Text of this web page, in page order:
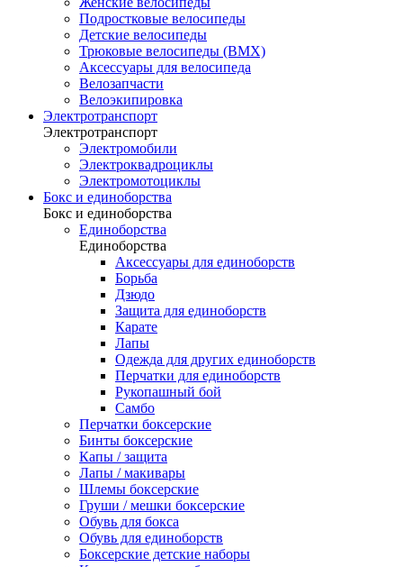
Подростковые велосипеды
Детские велосипеды
Трюковые велосипеды (BMX)
Аксессуары для велосипеда
Велозапчасти
Велоэкипировка
Электротранспорт
Электротранспорт
Электромобили
Электроквадроциклы
Электромотоциклы
Бокс и единоборства
Бокс и единоборства
Единоборства
Единоборства
Аксессуары для единоборств
Борьба
Дзюдо
Защита для единоборств
Карате
Лапы
Одежда для других единоборств
Перчатки для единоборств
Рукопашный бой
Самбо
Перчатки боксерские
Бинты боксерские
Капы / защита
Лапы / макивары
Шлемы боксерские
Груши / мешки боксерские
Обувь для бокса
Обувь для единоборств
Боксерские детские наборы